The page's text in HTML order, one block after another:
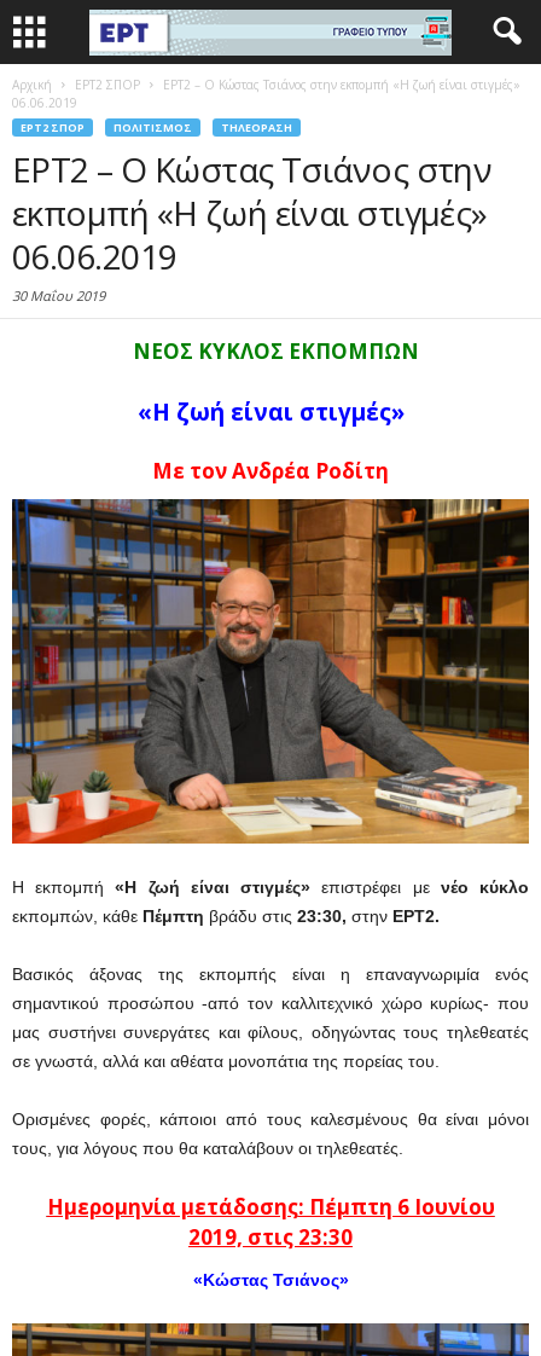
Αρχική EΡΤ2 ΣΠΟΡ
ΕΡΤ2 – Ο Κώστας Τσιάνος στην εκπομπή «Η ζωή είναι στιγμές»
06.06.2019
EΡΤ2 ΣΠΟΡ ΠΟΛΙΤΙΣΜΌΣ ΤΗΛΕΌΡΑΣΗ
ΕΡΤ2 – Ο Κώστας Τσιάνος στην
εκπομπή «Η ζωή είναι στιγμές»
06.06.2019
30 Μαΐου 2019
ΝΕΟΣ ΚΥΚΛΟΣ ΕΚΠΟΜΠΩΝ
«Η ζωή είναι στιγμές»
Με τον Ανδρέα Ροδίτη
Η εκπομπή«Η ζωή είναι στιγμές» επιστρέφει με νέο κύκλο
εκπομπών, κάθε Πέμπτη βράδυ στις 23:30, στην ΕΡΤ2.
Βασικός άξονας της εκπομπής είναι η επαναγνωριμία ενός
σημαντικού προσώπου -από τον καλλιτεχνικό χώρο κυρίως- που
μας συστήνει συνεργάτες και φίλους, οδηγώντας τους τηλεθεατές
σε γνωστά, αλλά και αθέατα μονοπάτια της πορείας του.
Ορισμένες φορές, κάποιοι από τους καλεσμένους θα είναι μόνοι
τους, για λόγους που θα καταλάβουν οι τηλεθεατές.
Ημερομηνία μετάδοσης: Πέμπτη 6 Ιουνίου
2019, στις 23:30
«Κώστας Τσιάνος»